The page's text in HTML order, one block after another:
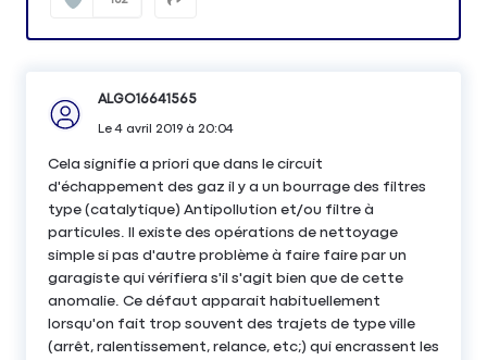
ALGO16641565
Le4 avril 2019à 20:04
Cela signifie a priori que dans le circuit
d'échappement des gaz il y a un bourrage des filtres
type (catalytique) Antipollution et/ou filtre à
particules. Il existe des opérations de nettoyage
simple si pas d'autre problème à faire faire par un
garagiste qui vérifiera s'il s'agit bien que de cette
anomalie. Ce défaut apparait habituellement
lorsqu'on fait trop souvent des trajets de type ville
(arrêt, ralentissement, relance, etc;) qui encrassent les